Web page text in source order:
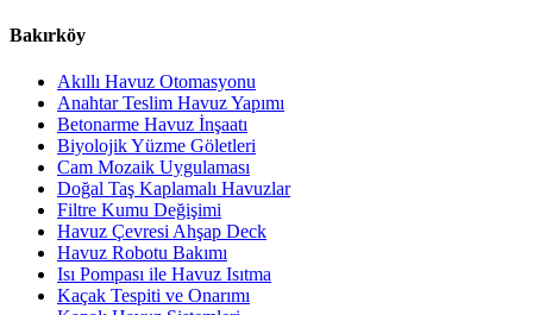
Bakırköy
Akıllı Havuz Otomasyonu
Anahtar Teslim Havuz Yapımı
Betonarme Havuz İnşaatı
Biyolojik Yüzme Göletleri
Cam Mozaik Uygulaması
Doğal Taş Kaplamalı Havuzlar
Filtre Kumu Değişimi
Havuz Çevresi Ahşap Deck
Havuz Robotu Bakımı
Isı Pompası ile Havuz Isıtma
Kaçak Tespiti ve Onarımı